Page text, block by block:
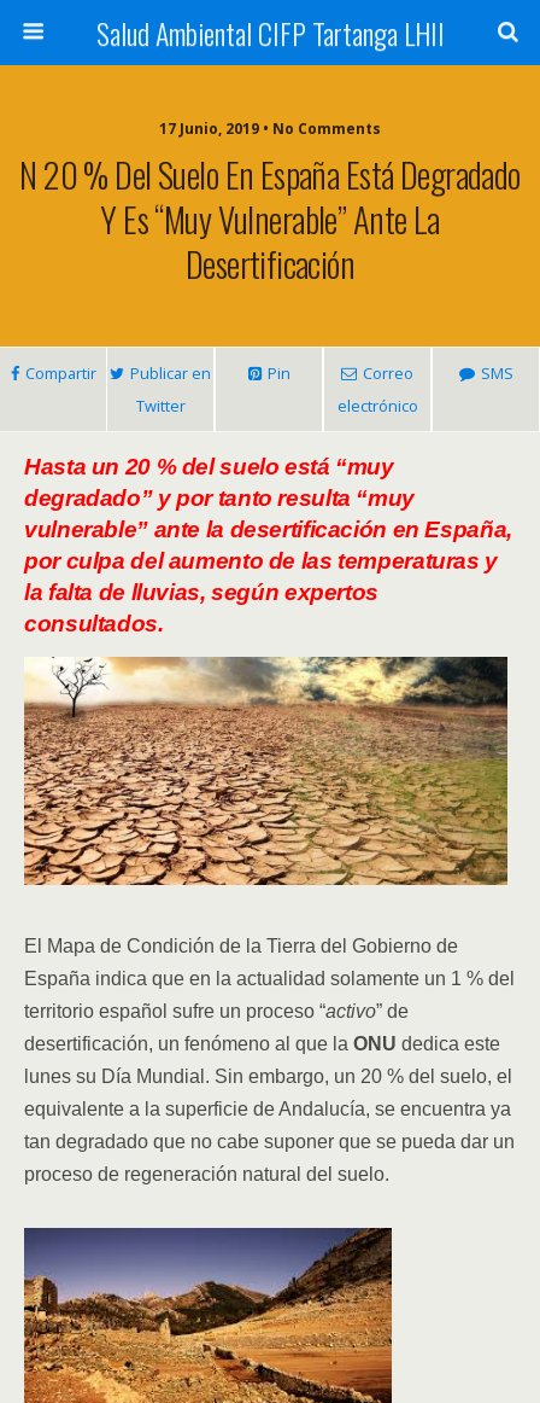
Salud Ambiental CIFP Tartanga LHII
17 Junio, 2019 • No Comments
N 20 % Del Suelo En España Está Degradado
Y Es “muy Vulnerable” Ante La
Desertificación
Compartir
Publicar en
Twitter
Pin
Correo
electrónico
SMS
Hasta un 20 % del suelo está “muy
degradado” y por tanto resulta “muy
vulnerable” ante la desertificación en España,
por culpa del aumento de las temperaturas y
la falta de lluvias, según expertos
consultados.
El Mapa de Condición de la Tierra del Gobierno de
España indica que en la actualidad solamente un 1 % del
territorio español sufre un proceso “activo” de
desertificación, un fenómeno al que la ONU dedica este
lunes su Día Mundial. Sin embargo, un 20 % del suelo, el
equivalente a la superficie de Andalucía, se encuentra ya
tan degradado que no cabe suponer que se pueda dar un
proceso de regeneración natural del suelo.